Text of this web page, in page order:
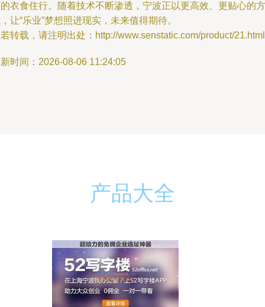
衣食住行。随着技术不断渗透，宁波正以更高效、更贴心的方
让“乐业”梦想照进现实，未来值得期待。
转载，请注明出处：http://www.senstatic.com/product/21.html
时间：2026-08-06 11:24:05
产品大全